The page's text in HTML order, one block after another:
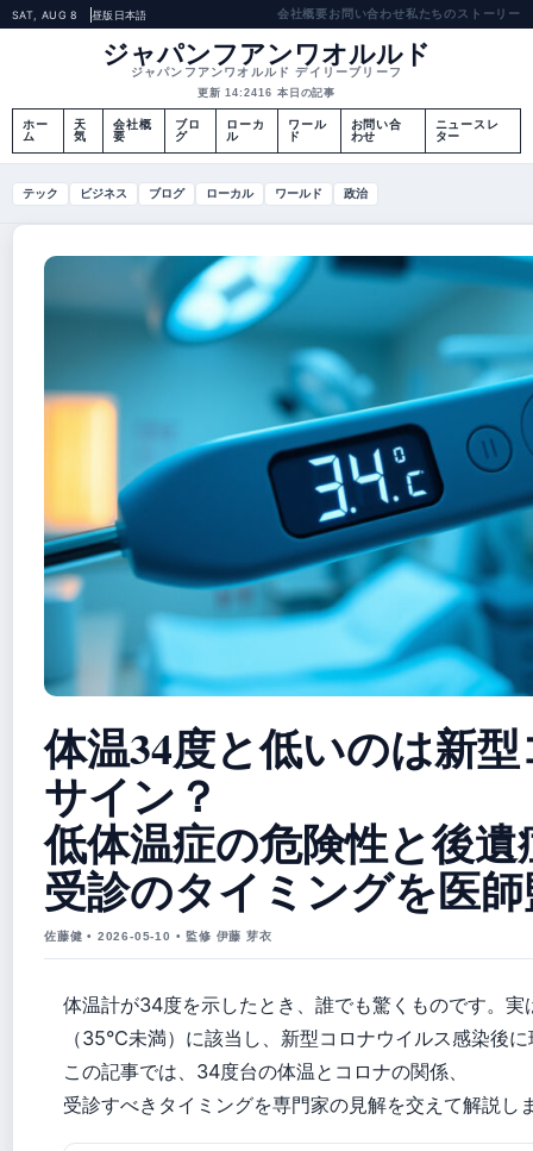
SAT, AUG 8 昼版 日本語 会社概要お問い合わせ私たちのストーリー
ジャパンフアンワオルルド
ジャパンフアンワオルルド デイリーブリーフ
更新 14:2416 本日の記事
ホー
ム
天
気
会社概
要
ブロ
グ
ローカ
ル
ワール
ド
お問い合
わせ
ニュースレ
ター
テック ビジネス ブログ ローカル ワールド 政治
体温34度と低いのは新
サイン？
低体温症の危険性と後
受診のタイミングを医
佐藤健 • 2026-05-10 • 監修 伊藤 芽衣
体温計が34度を示したとき、誰でも驚くものです。
（35°C未満）に該当し、新型コロナウイルス感染後
この記事では、34度台の体温とコロナの関係、
受診すべきタイミングを専門家の見解を交えて解説し